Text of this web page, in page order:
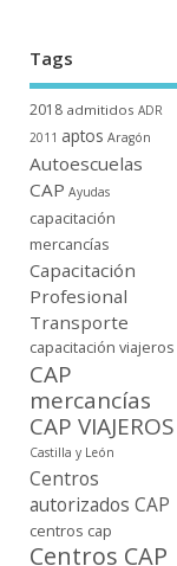
Tags
2018 admitidos ADR
2011 aptos Aragón
Autoescuelas
CAP Ayudas
capacitación
mercancí­as
Capacitación
Profesional
Transporte
capacitación viajeros
CAP
mercancí­as
CAP VIAJEROS
Castilla y León
Centros
autorizados CAP
centros cap
Centros CAP